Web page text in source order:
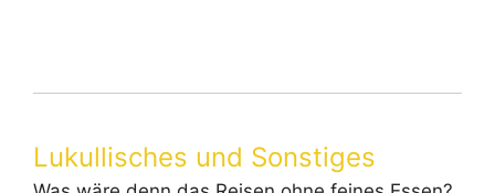
Lukullisches und Sonstiges